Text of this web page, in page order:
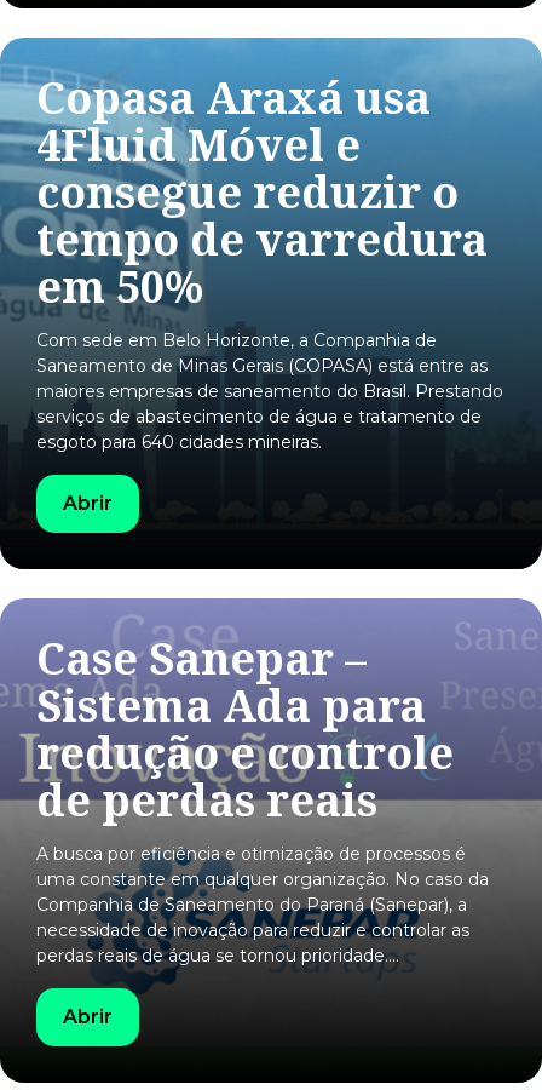
Copasa Araxá usa
4Fluid Móvel e
consegue reduzir o
tempo de varredura
em 50%
Com sede em Belo Horizonte, a Companhia de
Saneamento de Minas Gerais (COPASA) está entre as
maiores empresas de saneamento do Brasil. Prestando
serviços de abastecimento de água e tratamento de
esgoto para 640 cidades mineiras.
Abrir
Case Sanepar –
Sistema Ada para
redução e controle
de perdas reais
A busca por eficiência e otimização de processos é
uma constante em qualquer organização. No caso da
Companhia de Saneamento do Paraná (Sanepar), a
necessidade de inovação para reduzir e controlar as
perdas reais de água se tornou prioridade.…
Abrir